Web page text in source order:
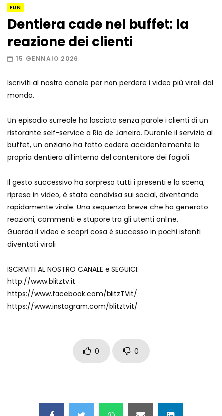
Mangia gli spaghetti con le bacchette,
il cameriere lo “sgrida”
Il trenino da record: suonata la melodia
più lunga al mondo
Il poliziotto si avventura sul ghiaccio: lo
scivolone è inevitabile
Tuffo da brivido, il bagno è nell’acqua
ghiacciata
Resta incastrata nella lavatrice mentre
gioca a nascondino
Mantova, per le strade si aggira un
enorme T-Rex viola
FUN
Dentiera cade nel buffet: la
reazione dei clienti
15 GENNAIO 2026
Iscriviti al nostro canale per non perdere i video più virali dal
mondo.
Un episodio surreale ha lasciato senza parole i clienti di un
ristorante self-service a Rio de Janeiro. Durante il servizio al
buffet, un anziano ha fatto cadere accidentalmente la
propria dentiera all’interno del contenitore dei fagioli.
Il gesto successivo ha sorpreso tutti i presenti e la scena,
ripresa in video, è stata condivisa sui social, diventando
rapidamente virale. Una sequenza breve che ha generato
reazioni, commenti e stupore tra gli utenti online.
Guarda il video e scopri cosa è successo in pochi istanti
diventati virali.
ISCRIVITI AL NOSTRO CANALE e SEGUICI:
http://www.blitztv.it
https://www.facebook.com/blitzTVit/
https://www.instagram.com/blitztvit/
0 0